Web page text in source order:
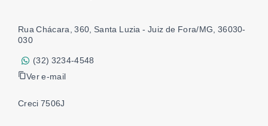
Rua Chácara, 360, Santa Luzia - Juiz de Fora/MG, 36030-
030
(32) 3234-4548
Ver e-mail
Creci 7506J